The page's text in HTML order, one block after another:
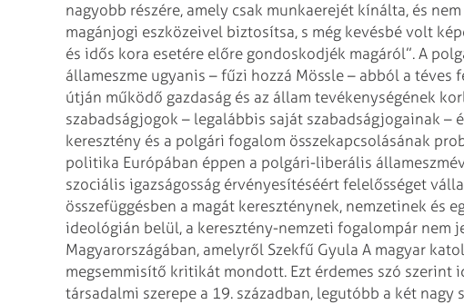
nagyobb részére, amely csak munkaerejét kínálta, és
magánjogi eszközeivel biztosítsa, s még kevésbé volt
és idős kora esetére előre gondoskodjék magáról”. A
állameszme ugyanis – fűzi hozzá Mössle – abból a
útján működő gazdaság és az állam tevékenységének
szabadságjogok – legalábbis saját szabadságjogainak –
keresztény és a polgári fogalom összekapcsolásának
politika Európában éppen a polgári-liberális
szociális igazságosság érvényesítéséért felelősséget
összefüggésben a magát kereszténynek, nemzetinek
ideológián belül, a keresztény-nemzeti fogalompár nem
Magyarországában, amelyről Szekfű Gyula A magyar
megsemmisítő kritikát mondott. Ezt érdemes szó szerint
társadalmi szerepe a 19. században, legutóbb a két